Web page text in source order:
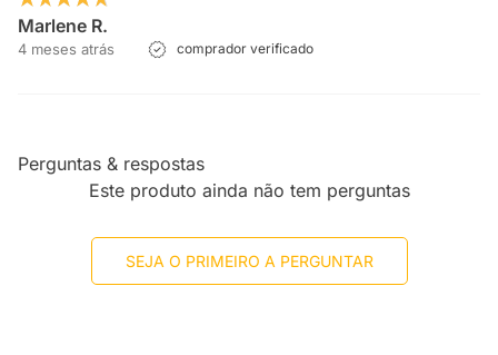
Marlene R.
4 meses atrás comprador verificado
Perguntas & respostas
Este produto ainda não tem perguntas
SEJA O PRIMEIRO A PERGUNTAR